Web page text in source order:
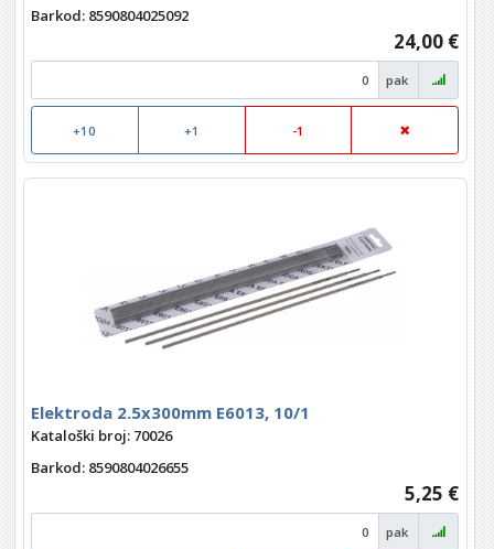
Barkod: 8590804025092
24,00 €
pak
+10 +1 -1
Elektroda 2.5x300mm E6013, 10/1
Kataloški broj: 70026
Barkod: 8590804026655
5,25 €
pak